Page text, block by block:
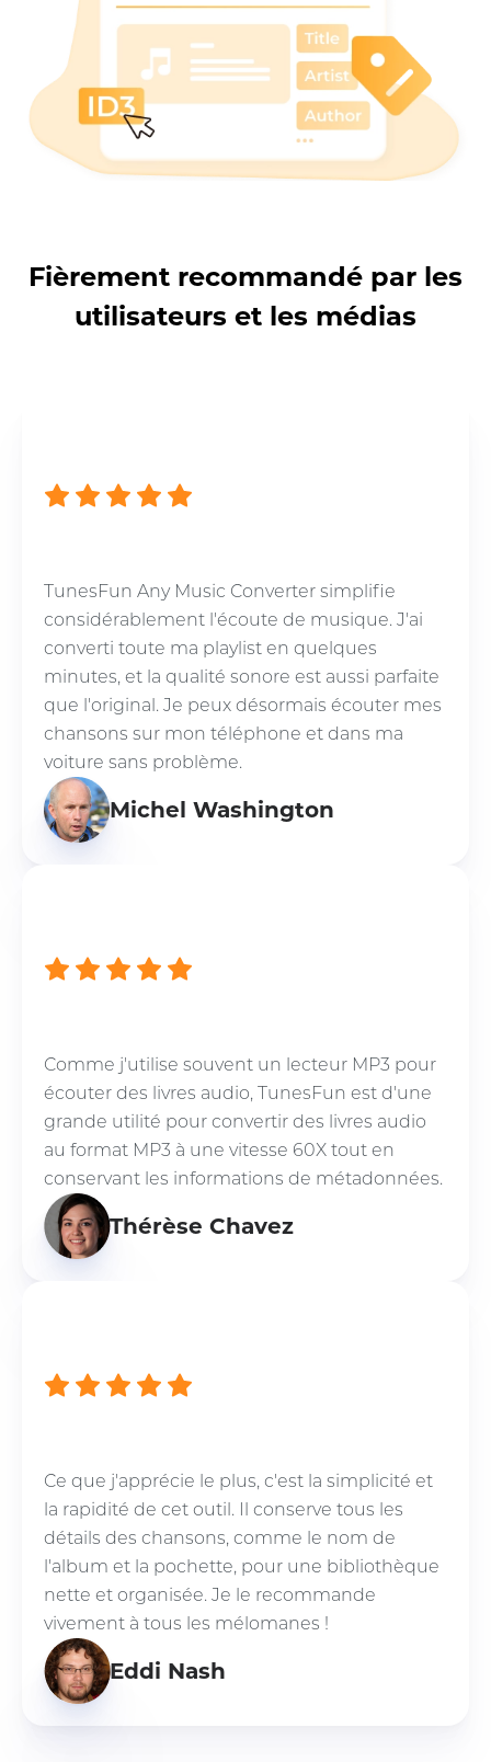
Fièrement recommandé par les
utilisateurs et les médias
TunesFun Any Music Converter simplifie
considérablement l'écoute de musique. J'ai
converti toute ma playlist en quelques
minutes, et la qualité sonore est aussi parfaite
que l'original. Je peux désormais écouter mes
chansons sur mon téléphone et dans ma
voiture sans problème.
Michel Washington
Comme j'utilise souvent un lecteur MP3 pour
écouter des livres audio, TunesFun est d'une
grande utilité pour convertir des livres audio
au format MP3 à une vitesse 60X tout en
conservant les informations de métadonnées.
Thérèse Chavez
Ce que j'apprécie le plus, c'est la simplicité et
la rapidité de cet outil. Il conserve tous les
détails des chansons, comme le nom de
l'album et la pochette, pour une bibliothèque
nette et organisée. Je le recommande
vivement à tous les mélomanes !
Eddi Nash